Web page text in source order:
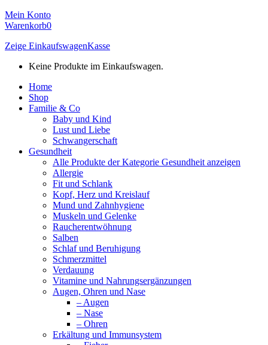
Mein Konto
Warenkorb0
Zeige EinkaufswagenKasse
Keine Produkte im Einkaufswagen.
Home
Shop
Familie & Co
Baby und Kind
Lust und Liebe
Schwangerschaft
Gesundheit
Alle Produkte der Kategorie Gesundheit anzeigen
Allergie
Fit und Schlank
Kopf, Herz und Kreislauf
Mund und Zahnhygiene
Muskeln und Gelenke
Raucherentwöhnung
Salben
Schlaf und Beruhigung
Schmerzmittel
Verdauung
Vitamine und Nahrungsergänzungen
Augen, Ohren und Nase
– Augen
– Nase
– Ohren
Erkältung und Immunsystem